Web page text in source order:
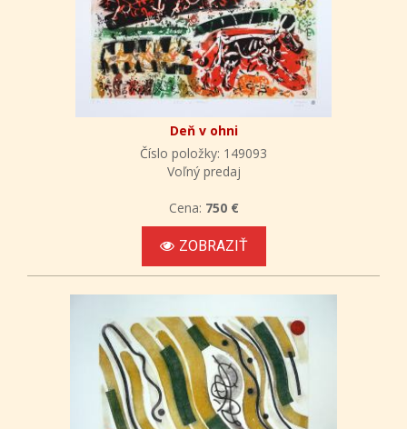
Deň v ohni
Číslo položky: 149093
Voľný predaj
Cena: 750 €
ZOBRAZIŤ